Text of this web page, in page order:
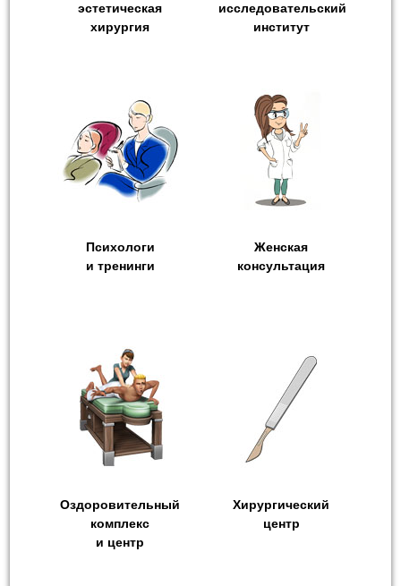
эстетическая
хирургия
исследовательский
институт
Психологи
и тренинги
Женская
консультация
Оздоровительный
комплекс
и центр
Хирургический
центр